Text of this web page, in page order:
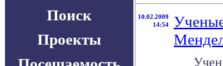
Поиск
Проекты
10.02.2009
14:54